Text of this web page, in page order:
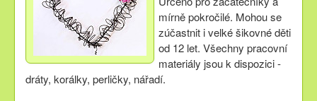
mírně pokročilé. Mohou se
zúčastnit i velké šikovné děti
od 12 let. Všechny pracovní
materiály jsou k dispozici -
dráty, korálky, perličky, nářadí.